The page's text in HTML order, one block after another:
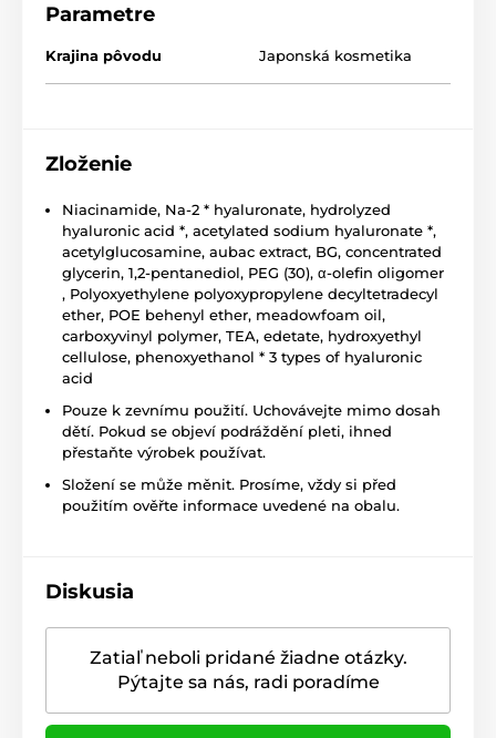
Parametre
Krajina pôvodu Japonská kosmetika
Zloženie
Niacinamide, Na-2 * hyaluronate, hydrolyzed
hyaluronic acid *, acetylated sodium hyaluronate *,
acetylglucosamine, aubac extract, BG, concentrated
glycerin, 1,2-pentanediol, PEG (30), α-olefin oligomer
, Polyoxyethylene polyoxypropylene decyltetradecyl
ether, POE behenyl ether, meadowfoam oil,
carboxyvinyl polymer, TEA, edetate, hydroxyethyl
cellulose, phenoxyethanol * 3 types of hyaluronic
acid
Pouze k zevnímu použití. Uchovávejte mimo dosah
dětí. Pokud se objeví podráždění pleti, ihned
přestaňte výrobek používat.
Složení se může měnit. Prosíme, vždy si před
použitím ověřte informace uvedené na obalu.
Diskusia
Zatiaľ neboli pridané žiadne otázky.
Pýtajte sa nás, radi poradíme